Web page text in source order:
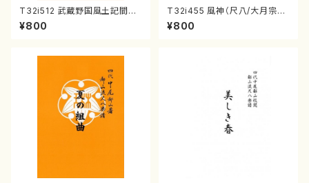
T32i512 武蔵野国風土記間奏
曲（尺八/初代 山川園松/楽譜）
都山流公刊楽譜曲番:2221
¥800
T32i455 風神（尺八/大月宗明/
楽譜）都山:2162
¥800